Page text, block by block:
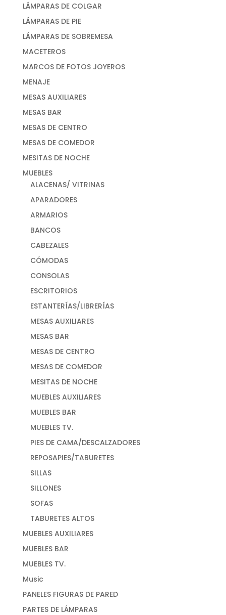
LÁMPARAS DE COLGAR
LÁMPARAS DE PIE
LÁMPARAS DE SOBREMESA
MACETEROS
MARCOS DE FOTOS JOYEROS
MENAJE
MESAS AUXILIARES
MESAS BAR
MESAS DE CENTRO
MESAS DE COMEDOR
MESITAS DE NOCHE
MUEBLES
ALACENAS/ VITRINAS
APARADORES
ARMARIOS
BANCOS
CABEZALES
CÓMODAS
CONSOLAS
ESCRITORIOS
ESTANTERÍAS/LIBRERÍAS
MESAS AUXILIARES
MESAS BAR
MESAS DE CENTRO
MESAS DE COMEDOR
MESITAS DE NOCHE
MUEBLES AUXILIARES
MUEBLES BAR
MUEBLES TV.
PIES DE CAMA/DESCALZADORES
REPOSAPIES/TABURETES
SILLAS
SILLONES
SOFAS
TABURETES ALTOS
MUEBLES AUXILIARES
MUEBLES BAR
MUEBLES TV.
Music
PANELES FIGURAS DE PARED
PARTES DE LÁMPARAS